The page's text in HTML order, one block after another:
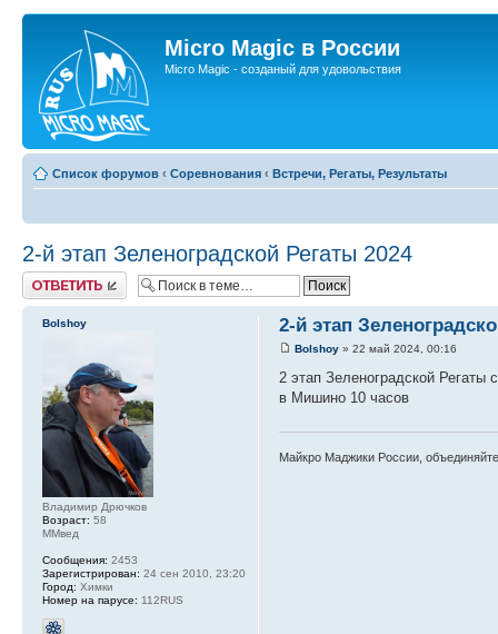
Micro Magic в России
Micro Magic - созданый для удовольствия
Список форумов ‹ Соревнования ‹ Встречи, Регаты, Результаты
2-й этап Зеленоградской Регаты 2024
Ответить
2-й этап
Bolshoy» 22 май 2024, 00:16
2 этап Зеленоградской Регаты
в Мишино 10 часов
Майкро Маджики России,
Bolshoy
Владимир Дрючков
Возраст: 58
ММвед
Сообщения: 2453
Зарегистрирован: 24 сен 2010, 23:20
Город: Химки
Номер на парусе: 112RUS